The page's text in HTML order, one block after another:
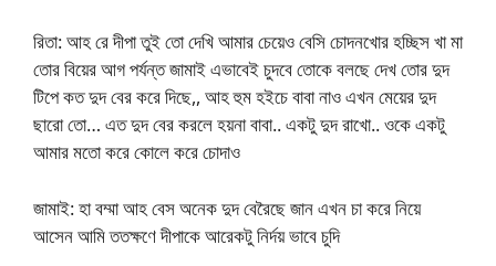
রিতা: আহ রে দীপা তুই তো দেখি আমার চেয়েও বেসি চোদনখোর হচ্ছিস খা মা
তোর বিয়ের আগ পর্যন্ত জামাই এভাবেই চুদবে তোকে বলছে দেখ তোর দুদ
টিপে কত দুদ বের করে দিছে,, আহ হুম হইচে বাবা নাও এখন মেয়ের দুদ
ছারো তো… এত দুদ বের করলে হয়না বাবা.. একটু দুদ রাখো.. ওকে একটু
আমার মতো করে কোলে করে চোদাও
জামাই: হা বম্মা আহ বেস অনেক দুদ বেরৈছে জান এখন চা করে নিয়ে
আসেন আমি ততক্ষণে দীপাকে আরেকটু নির্দয় ভাবে চুদি